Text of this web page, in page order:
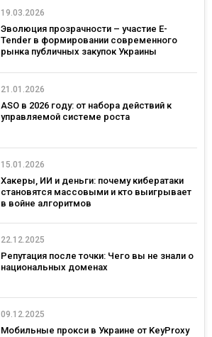
19.03.2026
Эволюция прозрачности – участие E-
Tender в формировании современного
рынка публичных закупок Украины
21.01.2026
ASO в 2026 году: от набора действий к
управляемой системе роста
15.01.2026
Хакеры, ИИ и деньги: почему кибератаки
становятся массовыми и кто выигрывает
в войне алгоритмов
22.12.2025
Репутация после точки: Чего вы не знали о
национальных доменах
09.12.2025
Мобильные прокси в Украине от KeyProxy